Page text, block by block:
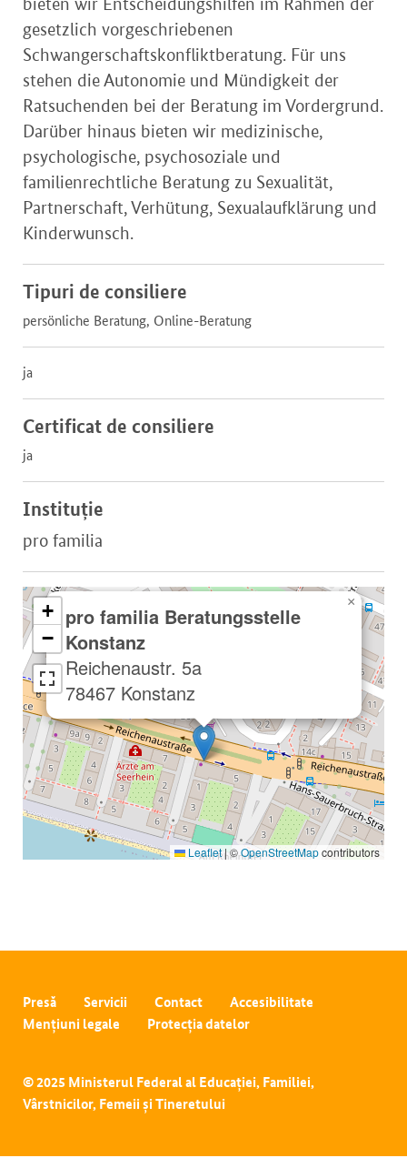
gesetzlich vorgeschriebenen
Schwangerschaftskonfliktberatung. Für uns
stehen die Autonomie und Mündigkeit der
Ratsuchenden bei der Beratung im Vordergrund.
Darüber hinaus bieten wir medizinische,
psychologische, psychosoziale und
familienrechtliche Beratung zu Sexualität,
Partnerschaft, Verhütung, Sexualaufklärung und
Kinderwunsch.
Tipuri de consiliere
persönliche Beratung, Online-Beratung
ja
Certificat de consiliere
ja
Instituție
pro familia
pro familia Beratungsstelle
Konstanz
Reichenaustr. 5a
78467 Konstanz
×
+
−
Leaflet|©OpenStreetMapcontributors
Presă Servicii Contact
Accesibilitate
Mențiuni legale
Protecția datelor
© 2025 Ministerul Federal al Educației, Familiei,
Vârstnicilor, Femeii și Tineretului